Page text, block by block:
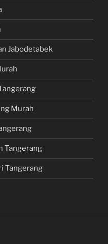
Jabodetabek
Murah
Tangerang
Tangerang